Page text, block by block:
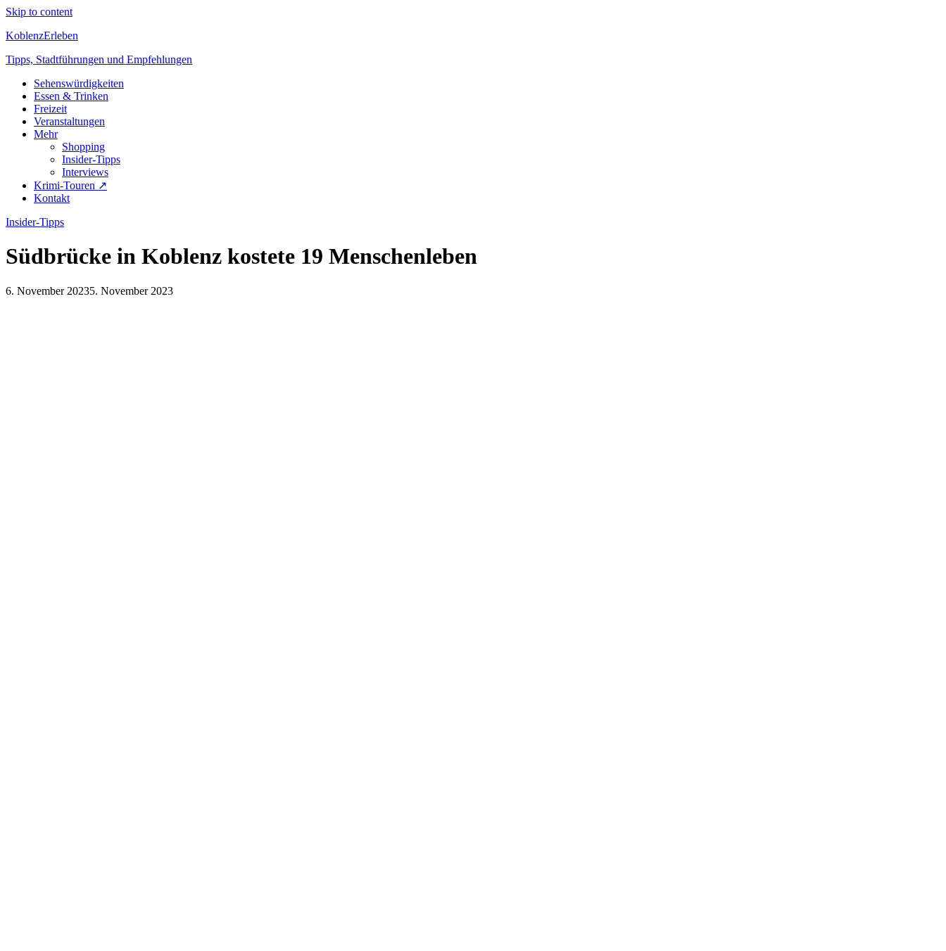
Skip to content
KoblenzErleben
Tipps, Stadtführungen und Empfehlungen
Sehenswürdigkeiten
Essen & Trinken
Freizeit
Veranstaltungen
Mehr
Shopping
Insider-Tipps
Interviews
Krimi-Touren ↗
Kontakt
Insider-Tipps
Südbrücke in Koblenz kostete 19 Menschenleben
6. November 20235. November 2023